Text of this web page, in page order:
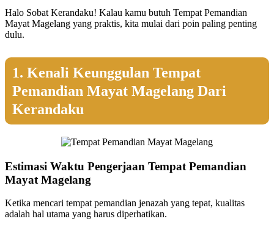
Halo Sobat Kerandaku! Kalau kamu butuh Tempat Pemandian
Mayat Magelang yang praktis, kita mulai dari poin paling penting
dulu.
1. Kenali Keunggulan Tempat
Pemandian Mayat Magelang Dari
Kerandaku
Estimasi Waktu Pengerjaan Tempat Pemandian
Mayat Magelang
Ketika mencari tempat pemandian jenazah yang tepat, kualitas
adalah hal utama yang harus diperhatikan.